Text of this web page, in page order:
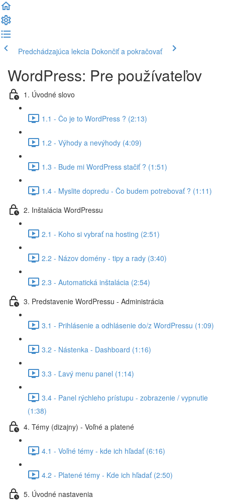
Predchádzajúca lekcia Dokončiť a pokračovať
WordPress: Pre používateľov
1. Úvodné slovo
1.1 - Čo je to WordPress ? (2:13)
1.2 - Výhody a nevýhody (4:09)
1.3 - Bude mi WordPress stačiť ? (1:51)
1.4 - Myslite dopredu - Čo budem potrebovať ? (1:11)
2. Inštalácia WordPressu
2.1 - Koho si vybrať na hosting (2:51)
2.2 - Názov domény - tipy a rady (3:40)
2.3 - Automatická inštalácia (2:54)
3. Predstavenie WordPressu - Administrácia
3.1 - Prihlásenie a odhlásenie do/z WordPressu (1:09)
3.2 - Nástenka - Dashboard (1:16)
3.3 - Ľavý menu panel (1:14)
3.4 - Panel rýchleho prístupu - zobrazenie / vypnutie
(1:38)
4. Témy (dizajny) - Voľné a platené
4.1 - Voľné témy - kde ich hľadať (6:16)
4.2 - Platené témy - Kde ich hľadať (2:50)
5. Úvodné nastavenia